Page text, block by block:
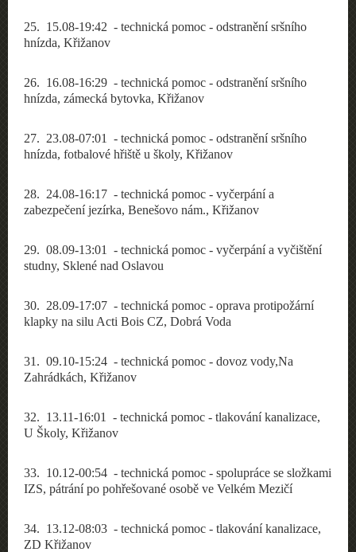
25. 15.08-19:42 - technická pomoc - odstranění sršního
hnízda, Křižanov
26. 16.08-16:29 - technická pomoc - odstranění sršního
hnízda, zámecká bytovka, Křižanov
27. 23.08-07:01 - technická pomoc - odstranění sršního
hnízda, fotbalové hřiště u školy, Křižanov
28. 24.08-16:17 - technická pomoc - vyčerpání a
zabezpečení jezírka, Benešovo nám., Křižanov
29. 08.09-13:01 - technická pomoc - vyčerpání a vyčištění
studny, Sklené nad Oslavou
30. 28.09-17:07 - technická pomoc - oprava protipožární
klapky na silu Acti Bois CZ, Dobrá Voda
31 . 09.10-15:24 - technická pomoc - dovoz vody,Na
Zahrádkách, Křižanov
32. 13.11-16:01 - technická pomoc - tlakování kanalizace,
U Školy, Křižanov
33. 10.12-00:54 - technická pomoc - spolupráce se složkami
IZS, pátrání po pohřešované osobě ve Velkém Mezičí
34. 13.12-08:03 - technická pomoc - tlakování kanalizace,
ZD Křižanov